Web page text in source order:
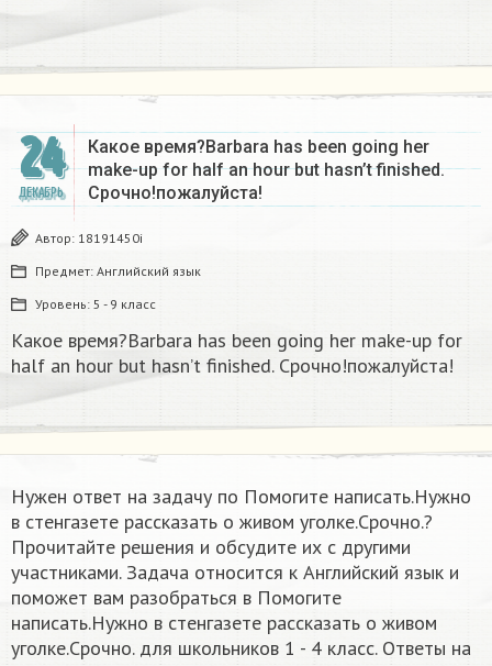
24
ДЕКАБРЬ
Какое время?Barbara has been going her
make-up for half an hour but hasn’t finished.
Срочно!пожалуйста!
Автор: 18191450i
Предмет: Английский язык
Уровень: 5 - 9 класс
Какое время?Barbara has been going her make-up for
half an hour but hasn’t finished. Срочно!пожалуйста!
Нужен ответ на задачу по Помогите написать.Нужно
в стенгазете рассказать о живом уголке.Срочно.?
Прочитайте решения и обсудите их с другими
участниками. Задача относится к Английский язык и
поможет вам разобраться в Помогите
написать.Нужно в стенгазете рассказать о живом
уголке.Срочно. для школьников 1 - 4 класс. Ответы на